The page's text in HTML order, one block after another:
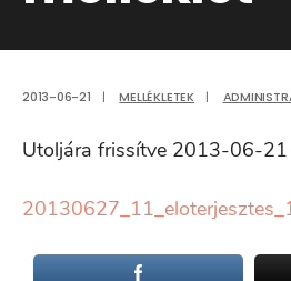
2013-06-21 | MELLÉKLETEK |
Utoljára frissítve 2013-06-21